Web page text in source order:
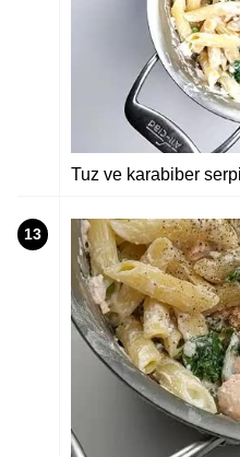
Tuz ve karabiber
13